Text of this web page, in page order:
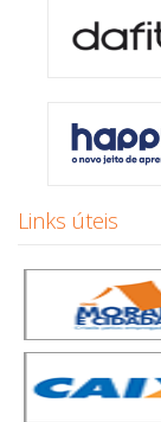
Links úteis